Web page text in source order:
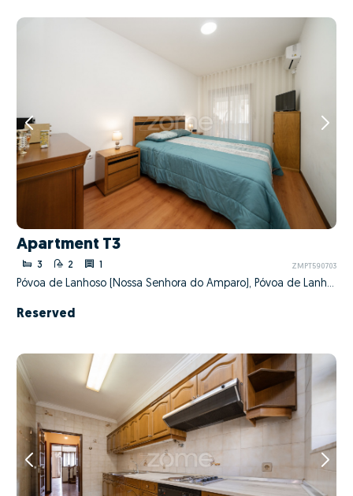
Apartment T3
3 2 1 ZMPT590703
Póvoa de Lanhoso (Nossa Senhora do Amparo), Póvoa de Lanhoso, Braga
Reserved